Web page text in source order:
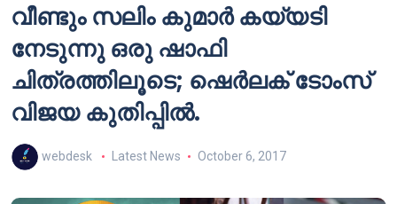
വീണ്ടും സലിം കുമാർ കയ്യടി
നേടുന്നു ഒരു ഷാഫി
ചിത്രത്തിലൂടെ; ഷെർലക് ടോംസ്
വിജയ കുതിപ്പിൽ.
webdesk Latest News October 6, 2017